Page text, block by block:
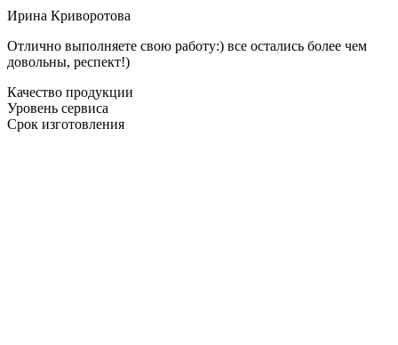
Ирина Криворотова
Отлично выполняете свою работу:) все остались более чем
довольны, респект!)
Качество продукции
Уровень сервиса
Срок изготовления